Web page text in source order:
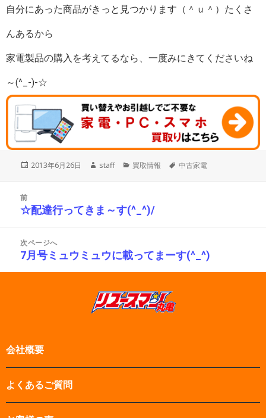
自分にあった商品がきっと見つかります（＾ｕ＾）たくさ
んあるから
家電製品の購入を考えてるなら、一度みにきてくださいね
～(^_-)-☆
投
2013年6月26日
作
staff
カ
ー
買取情報
タ
中古家電
前
前
投
稿:
☆配達行ってきま～す(^_^)/
次ページへ
次
の
7月号ミュウミュウに載ってまーす(^_^)
会社概要
よくあるご質問